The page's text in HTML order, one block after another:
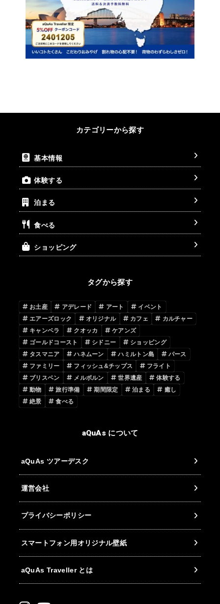
カテゴリーから探す
基本情報
体験する
泊まる
食べる
ショッピング
タグから探す
お土産 アデレード アート
イベント
エアーズロック
オリジナル カフェ
カルチャー
キャンベラ
クオッカ
ケアンズ
ゴールドコースト
シドニー
ショッピング
タスマニア
ハネムーン ハミルトン島
パース
ファミリー
フィッシュ&チップス
フライト
ブリスベン
メルボルン 世界遺産
体験する
動物
旅行準備 期間限定 泊まる
癒し
絶景
食べる
aQuAs について
aQuAs ツアーデスク
運営会社
プライバシーポリシー
スマートフォン用オリジナル壁紙
aQuAs Traveller とは